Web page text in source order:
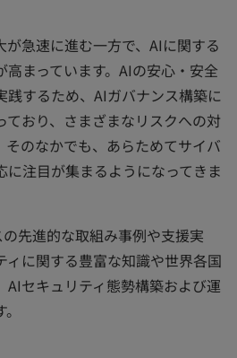
急速に進む一方で、AIに関する
高まっています。AIの安心・安全
践するため、AIガバナンス構築に
おり、さまざまなリスクへの対
そのなかでも、あらためてサイバ
に注目が集まるようになってきま
先進的な取組み事例や支援実
に関する豊富な知識や世界各国
AIセキュリティ態勢構築および運